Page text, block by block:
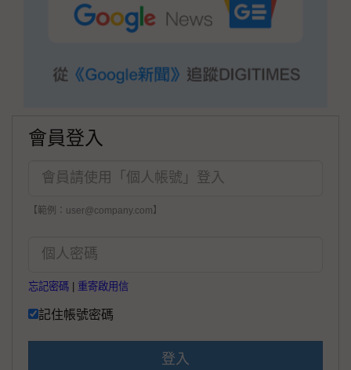
會員登入
【範例：user@company.com】
忘記密碼 重寄啟用信
記住帳號密碼
登入